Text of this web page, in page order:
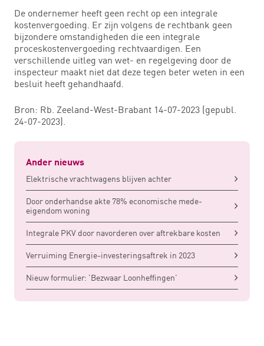
De ondernemer heeft geen recht op een integrale
kostenvergoeding. Er zijn volgens de rechtbank geen
bijzondere omstandigheden die een integrale
proceskostenvergoeding rechtvaardigen. Een
verschillende uitleg van wet- en regelgeving door de
inspecteur maakt niet dat deze tegen beter weten in een
besluit heeft gehandhaafd.
Bron: Rb. Zeeland-West-Brabant 14-07-2023 (gepubl.
24-07-2023).
Ander nieuws
Elektrische vrachtwagens blijven achter
Door onderhandse akte 78% economische mede-
eigendom woning
Integrale PKV door navorderen over aftrekbare kosten
Verruiming Energie-investeringsaftrek in 2023
Nieuw formulier: 'Bezwaar Loonheffingen'